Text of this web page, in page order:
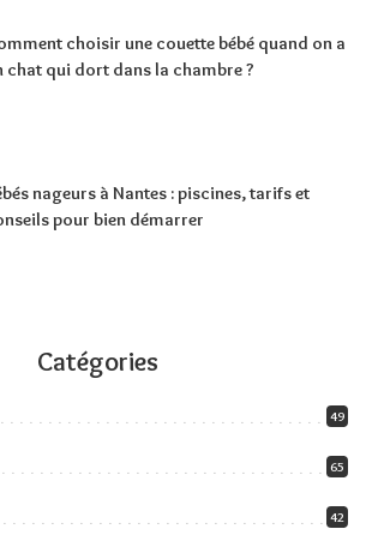
choisir une couette bébé quand on a
chat qui dort dans la chambre ?
nageurs à Nantes : piscines, tarifs et
pour bien démarrer
Catégories
49
65
42